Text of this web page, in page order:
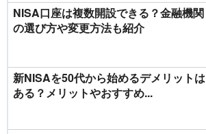
NISA口座は複数開設できる？金融機関
の選び方や変更方法も紹介
新NISAを50代から始めるデメリットは
ある？メリットやおすすめ...